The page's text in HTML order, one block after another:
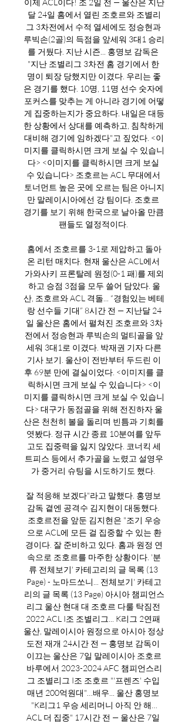
이제 ACL이다! 조 2일 전 — 울산은 지난
달 24일 홈에서 열린 조호르와 조별리
그 3차전에서 수적 열세에도 정승현과
루빅손(2골)의 득점을 앞세워 3대1 승리
를 거뒀다. 지난 시즌... 홍명보 감독은
"지난 조별리그 3차전 홈 경기에서 한
명이 퇴장 당했지만 이겼다. 우리는 좋
은 경기를 했다. 10명, 11명 선수 숫자에
포커스를 맞추는 게 아니라 경기에 어떻
게 집중하는지가 중요하다. 내일은 대등
한 상황에서 상대를 예측하고, 침착하게
대비해 경기에 임하겠다"고 짚었다. <이
미지를 클릭하시면 크게 보실 수 있습니
다> <이미지를 클릭하시면 크게 보실
수 있습니다> 조호르는 ACL 무대에서
토너먼트 높은 곳에 오르는 팀은 아니지
만 말레이시아에선 강 팀이다. 조호르
경기를 보기 위해 한국으로 날아올 만큼
팬들도 열정적이다.
홈에서 조호르를 3-1로 제압하고 돌아
온 리턴 매치다. 현재 울산은 ACL에서
가와사키 프론탈레 원정(0-1 패)를 제외
하고 승점 3점을 모두 쓸어 담았다. 울
산, 조호르와 ACL 격돌... “경험있는 베테
랑 선수들 기대” 8시간 전 — 지난달 24
일 울산은 홈에서 펼쳐진 조호르와 3차
전에서 정승현과 루빅손의 멀티골을 앞
세워 3대1로 이겼다. 박재권 기자 다른
기사 보기. 울산이 전반부터 두드린 이
후 69분 만에 결실이었다. <이미지를 클
릭하시면 크게 보실 수 있습니다> <이
미지를 클릭하시면 크게 보실 수 있습니
다> 대구가 동점골을 위해 전진하자 울
산은 천천히 볼을 돌리며 빈틈과 기회를
엿봤다. 정규 시간 종료 10분여를 앞두
고도 집중력을 잃지 않았다. 코너킥 세
트피스 등에서 추가골을 노렸고 설영우
가 중거리 슈팅을 시도하기도 했다.
잘 적응해 보겠다"라고 말했다. 홍명보
감독 곁엔 공격수 김지현이 대동했다.
조호르전을 앞둔 김지현은 "조기 우승
으로 ACL에 모든 걸 집중할 수 있는 환
경이다. 잘 준비하고 있다. 홈과 원정 연
속으로 조호르를 마주한 상황이다. '분
류 전체보기' 카테고리의 글 목록 (13
Page) - 노마드쏘니... 전체보기' 카테고
리의 글 목록 (13 Page) 아시아 챔피언스
리그 울산 현대 대 조호르 다룰 탁짐전
2022 ACL I조 조별리그... K리그 2연패
울산, 말레이시아 원정으로 아시아 정상
도전 재개 24시간 전 — 홍명보 감독이
이끄는 울산은 7일 말레이시아 조호르
바루에서 2023-2024 AFC 챔피언스리
그 조별리그 I조 조호르 "'프렌즈' 수입
매년 200억원대"…배우... 울산 홍명보
"K리그1 우승 세리머니 아직 안 해…
ACL 더 집중" 17시간 전 — 울산은 7일